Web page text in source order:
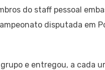
do staff pessoal
disputada em
e entregou, a cada